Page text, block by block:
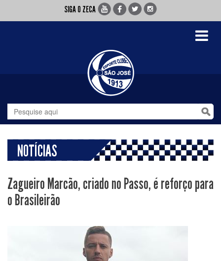
SIGA O ZECA
Toggle
NOTÍCIAS
Zagueiro Marcão, criado no Passo, é reforço para
o Brasileirão